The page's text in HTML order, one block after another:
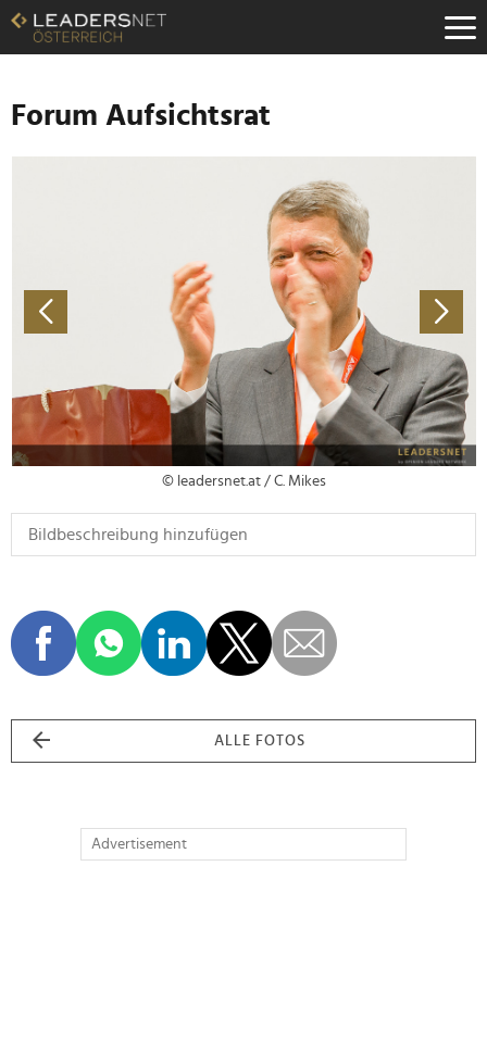
Zum
Inhalt
Zur
Navigation
Zur
Hauptnavigation
Forum Aufsichtsrat
© leadersnet.at / C. Mikes
ALLE FOTOS
Advertisement